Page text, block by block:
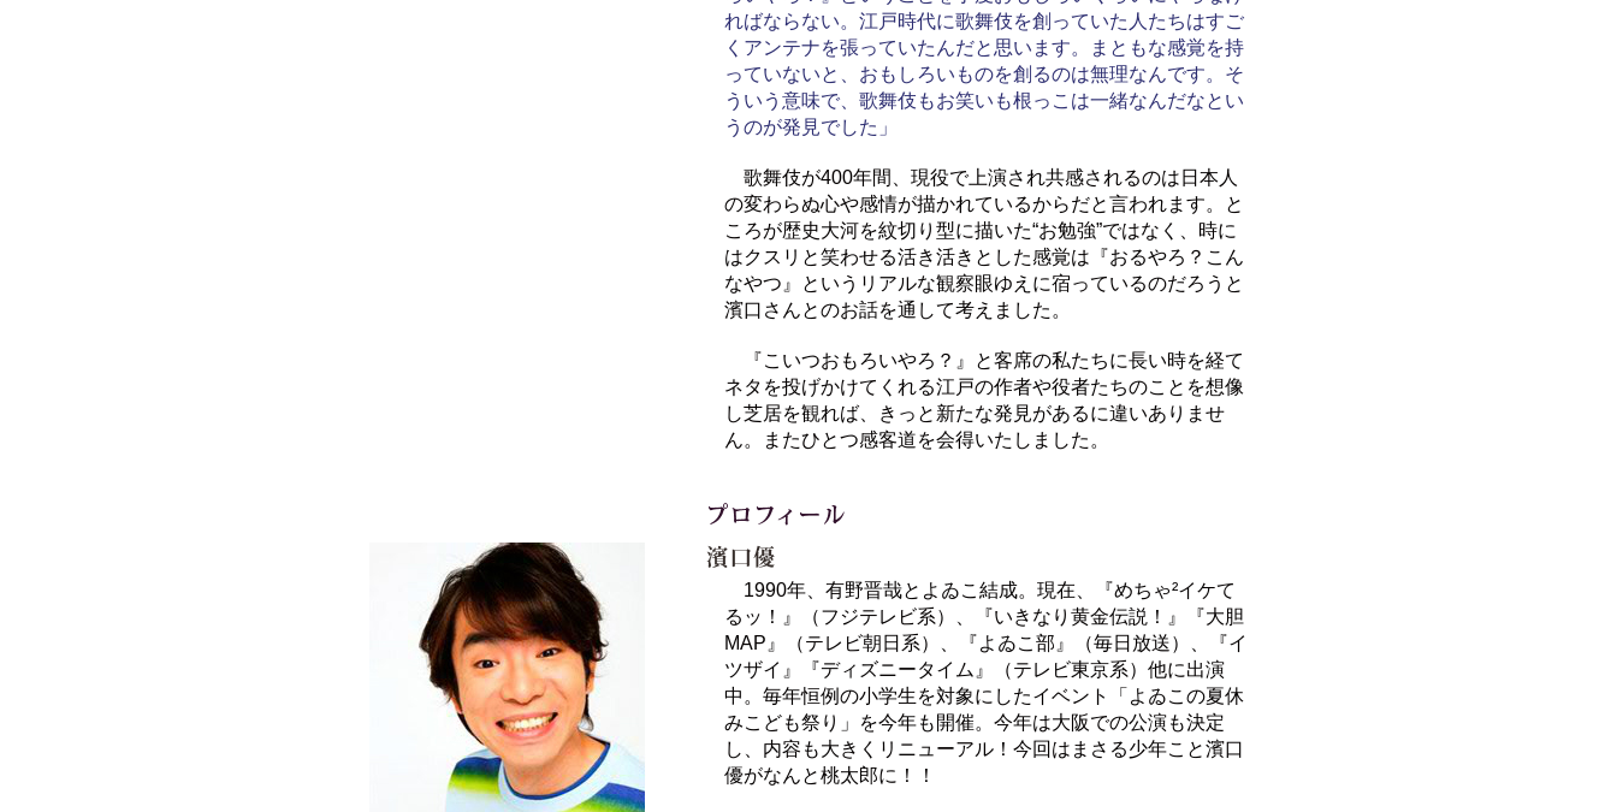
ればならない。江戸時代に歌舞伎を創っていた人たちはすご
くアンテナを張っていたんだと思います。まともな感覚を持
っていないと、おもしろいものを創るのは無理なんです。そ
ういう意味で、歌舞伎もお笑いも根っこは一緒なんだなとい
うのが発見でした」
歌舞伎が400年間、現役で上演され共感されるのは日本人
の変わらぬ心や感情が描かれているからだと言われます。と
ころが歴史大河を紋切り型に描いた“お勉強”ではなく、時に
はクスリと笑わせる活き活きとした感覚は『おるやろ？こん
なやつ』というリアルな観察眼ゆえに宿っているのだろうと
濱口さんとのお話を通して考えました。
『こいつおもろいやろ？』と客席の私たちに長い時を経て
ネタを投げかけてくれる江戸の作者や役者たちのことを想像
し芝居を観れば、きっと新たな発見があるに違いありませ
ん。またひとつ感客道を会得いたしました。
1990年、有野晋哉とよゐこ結成。現在、『めちゃ²イケて
るッ！』（フジテレビ系）、『いきなり黄金伝説！』『大胆
MAP』（テレビ朝日系）、『よゐこ部』（毎日放送）、『イ
ツザイ』『ディズニータイム』（テレビ東京系）他に出演
中。毎年恒例の小学生を対象にしたイベント「よゐこの夏休
みこども祭り」を今年も開催。今年は大阪での公演も決定
し、内容も大きくリニューアル！今回はまさる少年こと濱口
優がなんと桃太郎に！！